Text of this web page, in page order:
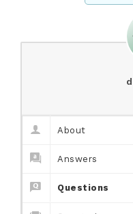
About
Answers
Questions